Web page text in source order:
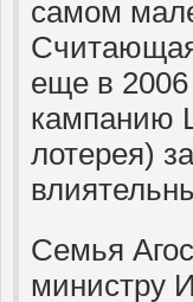
самом
еще в 2006
кампанию
лотерея)
Семья
министру